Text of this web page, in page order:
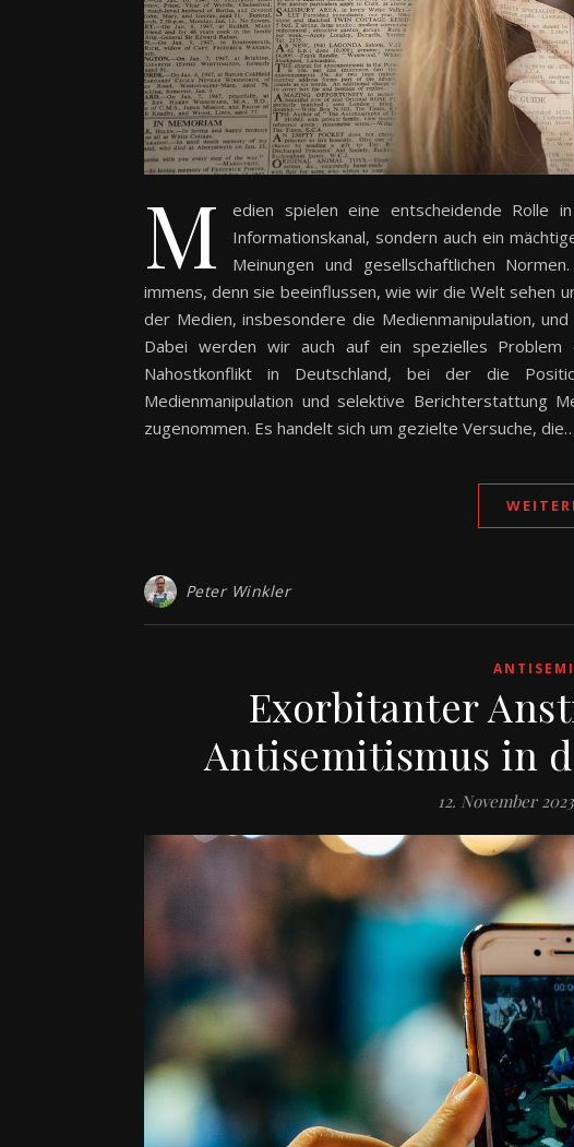
M
edien spielen eine entscheidende Rolle
Informationskanal, sondern auch ein
Meinungen und gesellschaftlichen
immens, denn sie beeinflussen, wie wir die Welt sehen
der Medien, insbesondere die Medienmanipulation,
Dabei werden wir auch auf ein spezielles
Nahostkonflikt in Deutschland, bei der die
Medienmanipulation und selektive Berichterstattung
zugenommen. Es handelt sich um gezielte Versuche, die…
Peter Winkler
Exorbitanter
Antisemitismus in
12. November 2023